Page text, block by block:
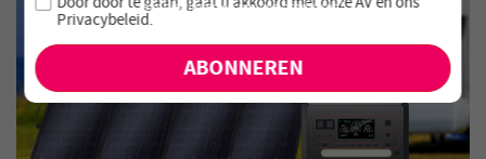
aanbiedingen en nieuwe producten!
Privacybeleid.